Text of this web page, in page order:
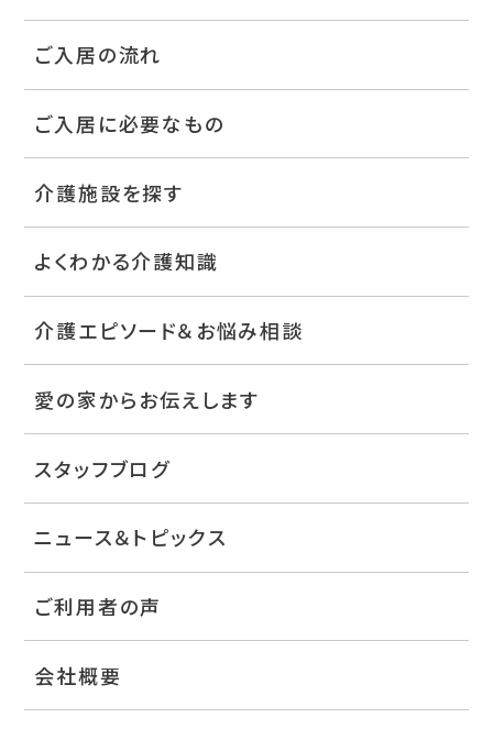
ご入居の流れ
ご入居に必要なもの
介護施設を探す
よくわかる介護知識
介護エピソード＆お悩み相談
愛の家からお伝えします
スタッフブログ
ニュース＆トピックス
ご利用者の声
会社概要